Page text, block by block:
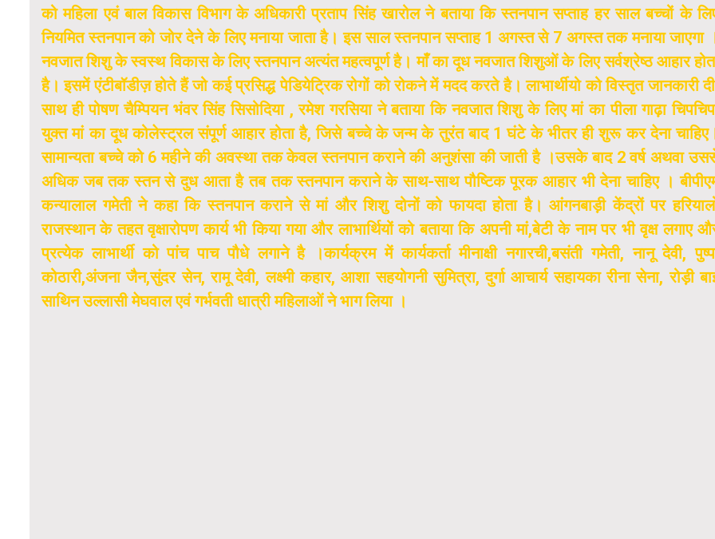
को महिला एवं बाल विकास विभाग के अधिकारी प्रताप सिंह खारोल ने बताया कि स्तनपान सप्ताह हर साल बच्चों के
नियमित स्तनपान को जोर देने के लिए मनाया जाता है। इस साल स्तनपान सप्ताह 1 अगस्त से 7 अगस्त तक मनाया जाएगा
नवजात शिशु के स्वस्थ विकास के लिए स्तनपान अत्यंत महत्वपूर्ण है। माँ का दूध नवजात शिशुओं के लिए सर्वश्रेष्ठ आहार
है। इसमें एंटीबॉडीज़ होते हैं जो कई प्रसिद्ध पेडियेट्रिक रोगों को रोकने में मदद करते है। लाभार्थीयो को विस्तृत जानकारी
साथ ही पोषण चैम्पियन भंवर सिंह सिसोदिया , रमेश गरसिया ने बताया कि नवजात शिशु के लिए मां का पीला गाढ़ा
युक्त मां का दूध कोलेस्ट्रल संपूर्ण आहार होता है, जिसे बच्चे के जन्म के तुरंत बाद 1 घंटे के भीतर ही शुरू कर देना
सामान्यता बच्चे को 6 महीने की अवस्था तक केवल स्तनपान कराने की अनुशंसा की जाती है ।उसके बाद 2 वर्ष अथवा
अधिक जब तक स्तन से दुध आता है तब तक स्तनपान कराने के साथ-साथ पौष्टिक पूरक आहार भी देना चाहिए ।
कन्यालाल गमेती ने कहा कि स्तनपान कराने से मां और शिशु दोनों को फायदा होता है। आंगनबाड़ी केंद्रों पर
राजस्थान के तहत वृक्षारोपण कार्य भी किया गया और लाभार्थियों को बताया कि अपनी मां,बेटी के नाम पर भी वृक्ष लगाए
प्रत्येक लाभार्थी को पांच पाच पौधे लगाने है ।कार्यक्रम में कार्यकर्ता मीनाक्षी नगारची,बसंती गमेती, नानू देवी,
कोठारी,अंजना जैन,सुंदर सेन, रामू देवी, लक्ष्मी कहार, आशा सहयोगनी सुमित्रा, दुर्गा आचार्य सहायका रीना सेना, रोड़ी
साथिन उल्लासी मेघवाल एवं गर्भवती धात्री महिलाओं ने भाग लिया ।